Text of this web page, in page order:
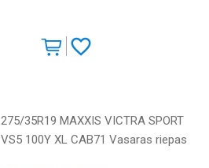
275/35R19 MAXXIS VICTRA SPORT
VS5 100Y XL CAB71 Vasaras riepas